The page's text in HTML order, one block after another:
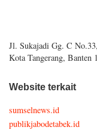
Jl. Sukajadi Gg. C
Kota Tangerang, Banten
Website terkait
sumselnews.id
publikjabodetabek.id